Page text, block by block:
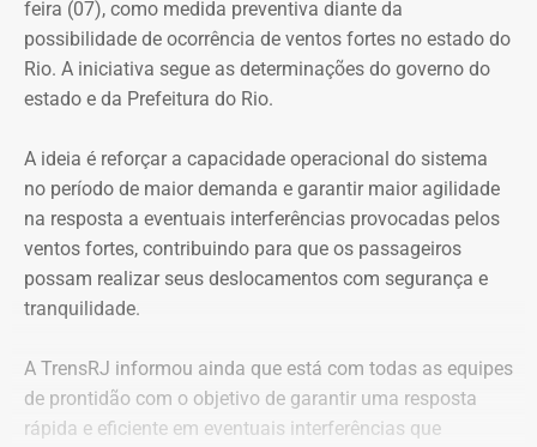
feira (07), como medida preventiva diante da
possibilidade de ocorrência de ventos fortes no estado do
Rio. A iniciativa segue as determinações do governo do
estado e da Prefeitura do Rio.
A ideia é reforçar a capacidade operacional do sistema
no período de maior demanda e garantir maior agilidade
na resposta a eventuais interferências provocadas pelos
ventos fortes, contribuindo para que os passageiros
possam realizar seus deslocamentos com segurança e
tranquilidade.
A TrensRJ informou ainda que está com todas as equipes
de prontidão com o objetivo de garantir uma resposta
rápida e eficiente em eventuais interferências que